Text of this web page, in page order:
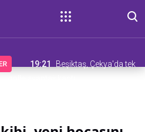
19:21
Beşiktaş, Çekya'da tek